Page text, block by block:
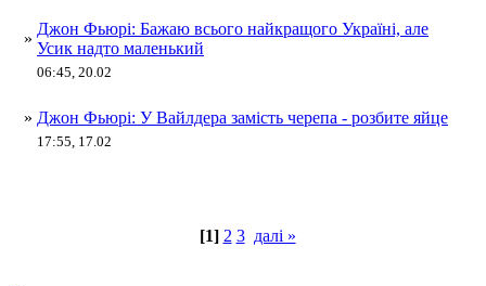
»
Джон Фьюрі: Бажаю всього найкращого Україні, але
Усик надто маленький
06:45, 20.02
» Джон Фьюрі: У Вайлдера замість черепа - розбите яйце
17:55, 17.02
[1] 2 3 далі »